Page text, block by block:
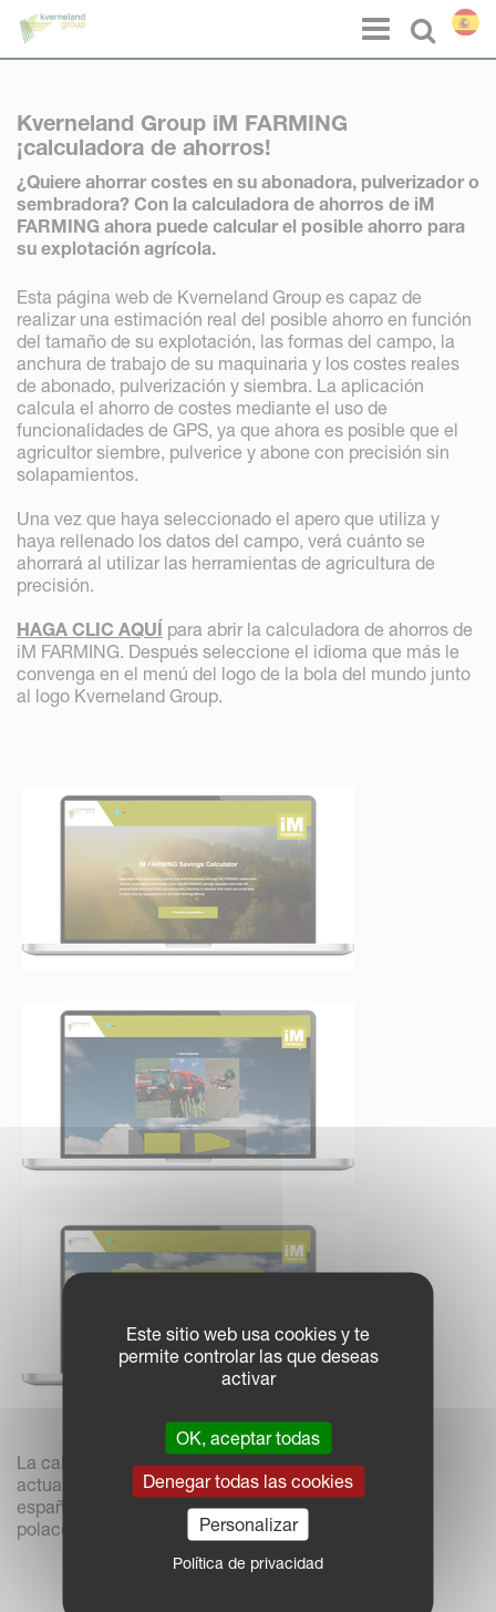
Select
Menu
Kverneland Group iM FARMING
¡calculadora de ahorros!
¿Quiere ahorrar costes en su abonadora, pulverizador o
sembradora? Con la calculadora de ahorros de iM
FARMING ahora puede calcular el posible ahorro para
su explotación agrícola.
Esta página web de Kverneland Group es capaz de
realizar una estimación real del posible ahorro en función
del tamaño de su explotación, las formas del campo, la
anchura de trabajo de su maquinaria y los costes reales
de abonado, pulverización y siembra. La aplicación
calcula el ahorro de costes mediante el uso de
funcionalidades de GPS, ya que ahora es posible que el
agricultor siembre, pulverice y abone con precisión sin
solapamientos.
Una vez que haya seleccionado el apero que utiliza y
haya rellenado los datos del campo, verá cuánto se
ahorrará al utilizar las herramientas de agricultura de
precisión.
HAGA CLIC AQUÍ para abrir la calculadora de ahorros de
iM FARMING. Después seleccione el idioma que más le
convenga en el menú del logo de la bola del mundo junto
al logo Kverneland Group.
La calculadora de ahorros de iM FARMING está
actualmente disponible en los siguientes idiomas:
español, inglés, francés, alemán, holandés, italiano,
polaco y húngaro.
Panel de gestión de cookies
Este sitio web usa cookies y te
permite controlar las que deseas
activar
OK, aceptar todas
Denegar todas las cookies
Personalizar
Política de privacidad